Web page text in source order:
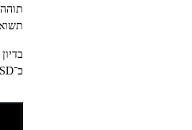
כ־100K USD שמבקש לשלב אימפקט ו‑ESG, זה יכול להיות השילוב בין משמעת פיננסית להשפעה אמיתית.